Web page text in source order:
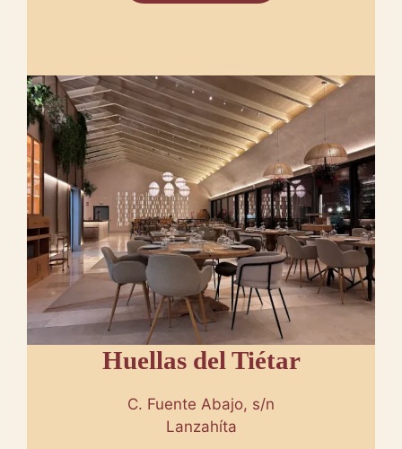
Huellas del Tiétar
C. Fuente Abajo, s/n
Lanzahíta